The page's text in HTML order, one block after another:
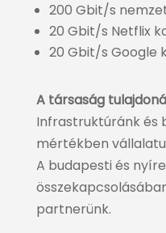
200 Gbit/s
20 Gbit/s Netflix
20 Gbit/s Google
A társaság
Infrastruktúránk és
mértékben
A budapesti és
partnerünk.